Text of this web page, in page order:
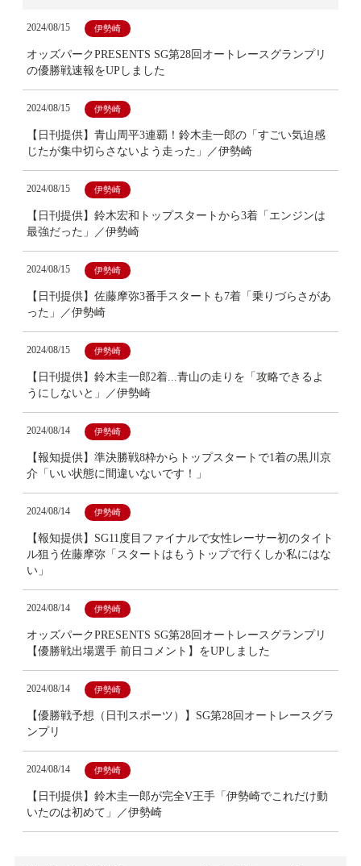
2024/08/15 伊勢崎
オッズパークPRESENTS SG第28回オートレースグランプリ
の優勝戦速報をUPしました
2024/08/15 伊勢崎
【日刊提供】青山周平3連覇！鈴木圭一郎の「すごい気迫感
じたが集中切らさないよう走った」／伊勢崎
2024/08/15 伊勢崎
【日刊提供】鈴木宏和トップスタートから3着「エンジンは
最強だった」／伊勢崎
2024/08/15 伊勢崎
【日刊提供】佐藤摩弥3番手スタートも7着「乗りづらさがあ
った」／伊勢崎
2024/08/15 伊勢崎
【日刊提供】鈴木圭一郎2着...青山の走りを「攻略できるよ
うにしないと」／伊勢崎
2024/08/14 伊勢崎
【報知提供】準決勝戦8枠からトップスタートで1着の黒川京
介「いい状態に間違いないです！」
2024/08/14 伊勢崎
【報知提供】SG11度目ファイナルで女性レーサー初のタイト
ル狙う佐藤摩弥「スタートはもうトップで行くしか私にはな
い」
2024/08/14 伊勢崎
オッズパークPRESENTS SG第28回オートレースグランプリ
【優勝戦出場選手 前日コメント】をUPしました
2024/08/14 伊勢崎
【優勝戦予想（日刊スポーツ）】SG第28回オートレースグラ
ンプリ
2024/08/14 伊勢崎
【日刊提供】鈴木圭一郎が完全V王手「伊勢崎でこれだけ動
いたのは初めて」／伊勢崎